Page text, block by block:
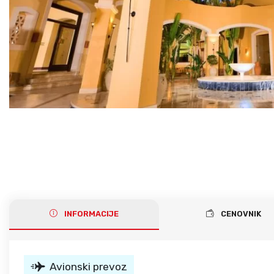
Gerakini
Psakoudia
Metamorfozis
Nikiti
Neos Marmaras
Toroni
Vourvourou
Sarti
Kalamitsi
Salonikiou
Ohrid
Istra – Pula
Umag
INFORMACIJE CENOVNIK
Avionski prevoz